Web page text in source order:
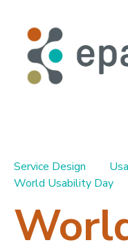
Service Design
World Usability Day